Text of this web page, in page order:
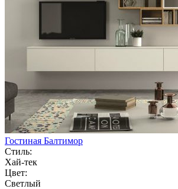
Гостиная Балтимор
Стиль:
Хай-тек
Цвет:
Светлый